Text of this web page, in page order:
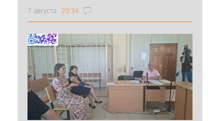
7 августа 20:34